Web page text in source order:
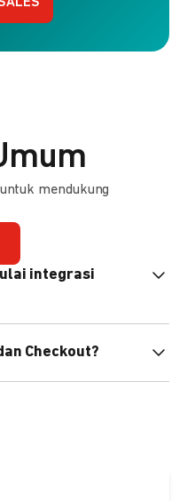
mendukung
integrasi
Anda. Pelajari
Checkout?